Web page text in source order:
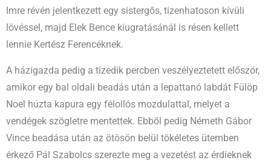
Imre révén jelentkezett egy sistergős, tizenhatoson kívüli
lövéssel, majd Elek Bence kiugratásánál is résen kellett
lennie Kertész Ferencéknek.
A házigazda pedig a tizedik percben veszélyeztetett először,
amikor egy bal oldali beadás után a lepattanó labdát Fülöp
Noel húzta kapura egy félollós mozdulattal, melyet a
vendégek szögletre mentettek. Ebből pedig Németh Gábor
Vince beadása után az ötösön belül tökéletes ütemben
érkező Pál Szabolcs szerezte meg a vezetést az érdieknek